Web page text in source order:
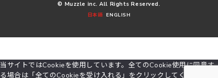
© Muzzle inc. All Rights Reserved.
ENGLISH
日本語
当サイトではCookieを使用しています。全てのCookie使用に同意す
る場合は「全てのCookieを受け入れる」をクリックしてください。